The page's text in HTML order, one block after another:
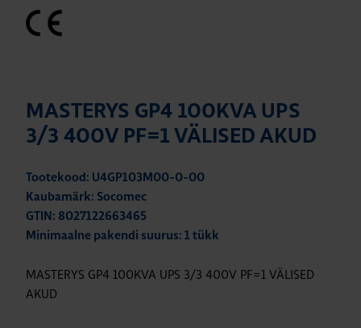
MASTERYS GP4 100KVA UPS
3/3 400V PF=1 VÄLISED AKUD
Tootekood: U4GP103M00-0-00
Kaubamärk: Socomec
GTIN: 8027122663465
Minimaalne pakendi suurus: 1 tükk
MASTERYS GP4 100KVA UPS 3/3 400V PF=1 VÄLISED
AKUD